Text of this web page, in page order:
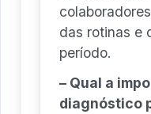
das rotinas e
período.
– Qual a
diagnóstico